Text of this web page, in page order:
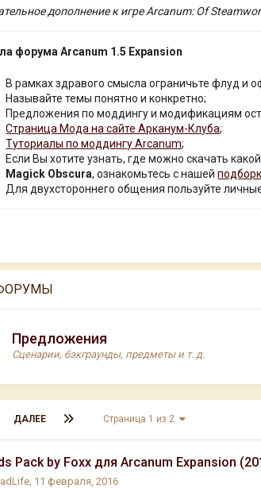
дополнение к игре Arcanum: Of
форума Arcanum 1.5 Expansion
В рамках здравого смысла ограничьте флуд и
Называйте темы понятно и конкретно;
Предложения по моддингу и модификациям
Страница Мода на сайте Арканум-Клуба;
Туториалы по моддингу Arcanum;
Если Вы хотите узнать, где можно скачать
Magick Obscura, ознакомьтесь с нашей
Для двухстороннего общения пользуйте
Предложения
Сценарии, бэкграунды, предметы и т. д.
ДАЛЕЕ Страница 1 из 2
Pack by Foxx для Arcanum Expansion
11 февраля, 2016